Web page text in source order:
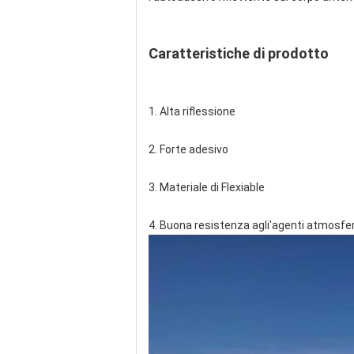
Caratteristiche di prodotto
1. Alta riflessione
2. Forte adesivo
3. Materiale di Flexiable
4. Buona resistenza agli'agenti